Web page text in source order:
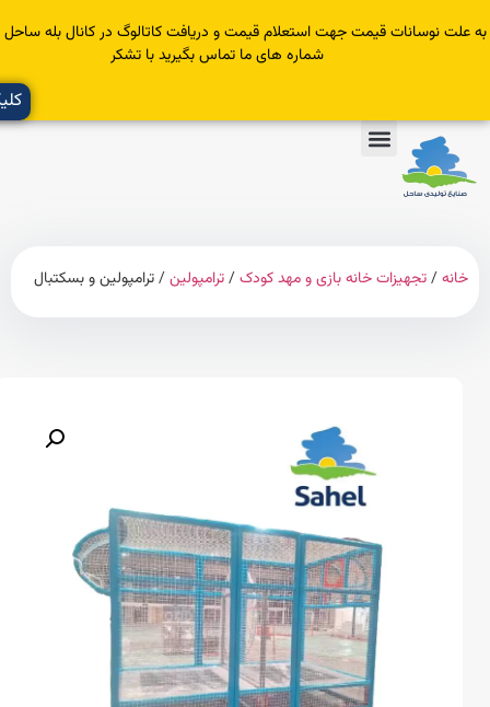
قیمت جهت استعلام قیمت و دریافت کاتالوگ در کانال بله ساحل عضو یا با
شماره های ما تماس بگیرید با تشکر
کلیک کنید
تجهیزات خانه بازی و مهد کودک/ترامپولین/ ترامپولین و بسکتبال